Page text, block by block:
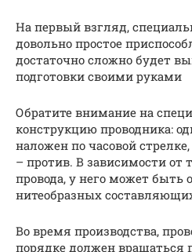
На первый взгляд,
довольно простое
достаточно сложно будет
подготовки своими руками
Обратите внимание на
конструкцию проводника:
наложен по часовой
– против. В зависимости
провода, у него может быть
нитеобразных
Во время производства,
порядке должен вращаться